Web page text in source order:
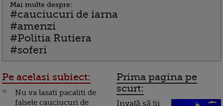
Mai multe despre:
#cauciucuri de iarna
#amenzi
#Politia Rutiera
#soferi
Pe acelasi subiect:
Nu va lasati pacaliti de
falsele cauciucuri de
Prima pagina pe
scurt:
Invață să ții